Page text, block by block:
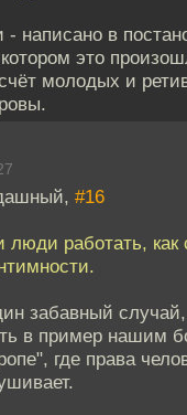
- написано в
это
молодых и
#16
люди работать,
забавный случай,
в пример нашим
где права